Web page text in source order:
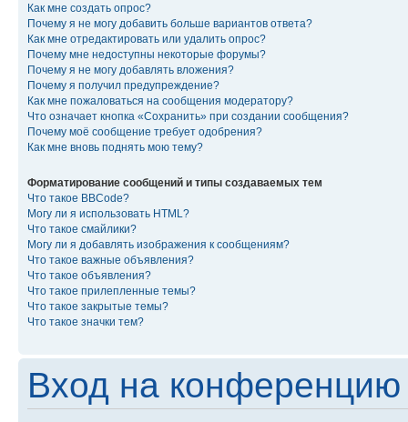
Как мне создать опрос?
Почему я не могу добавить больше вариантов ответа?
Как мне отредактировать или удалить опрос?
Почему мне недоступны некоторые форумы?
Почему я не могу добавлять вложения?
Почему я получил предупреждение?
Как мне пожаловаться на сообщения модератору?
Что означает кнопка «Сохранить» при создании сообщения?
Почему моё сообщение требует одобрения?
Как мне вновь поднять мою тему?
Форматирование сообщений и типы создаваемых тем
Что такое BBCode?
Могу ли я использовать HTML?
Что такое смайлики?
Могу ли я добавлять изображения к сообщениям?
Что такое важные объявления?
Что такое объявления?
Что такое прилепленные темы?
Что такое закрытые темы?
Что такое значки тем?
Вход на конференцию